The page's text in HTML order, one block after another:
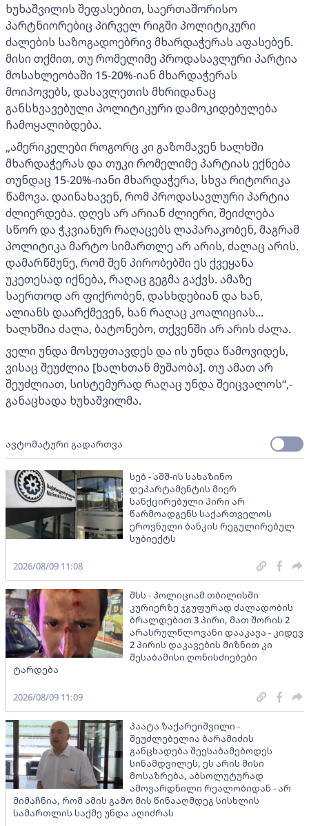
ხუხაშვილის შეფასებით, საერთაშორისო
პარტნიორებიც პირველ რიგში პოლიტიკური
ძალების საზოგადოებრივ მხარდაჭერას აფასებენ.
მისი თქმით, თუ რომელიმე პროდასავლური პარტია
მოსახლეობაში 15-20%-იან მხარდაჭერას
მოიპოვებს, დასავლეთის მხრიდანაც
განსხვავებული პოლიტიკური დამოკიდებულება
ჩამოყალიბდება.
„ამერიკელები როგორც კი გაზომავენ ხალხში
მხარდაჭერას და თუკი რომელიმე პარტიას ექნება
თუნდაც 15-20%-იანი მხარდაჭერა, სხვა რიტორიკა
წამოვა. დაინახავენ, რომ პროდასავლური პარტია
ძლიერდება. დღეს არ არიან ძლიერი, შეიძლება
სწორ და ჭკვიანურ რაღაცებს ლაპარაკობენ, მაგრამ
პოლიტიკა მარტო სიმართლე არ არის, ძალაც არის.
დამარწმუნე, რომ შენ პირობებში ეს ქვეყანა
უკეთესად იქნება, რაღაც გეგმა გაქვს. ამაზე
საერთოდ არ ფიქრობენ, დასხდებიან და ხან,
ალიანს დაარქმევენ, ხან რაღაც კოალიციას...
ხალხშია ძალა, ბატონებო, თქვენში არ არის ძალა.
ველი უნდა მოსუფთავდეს და ის უნდა წამოვიდეს,
ვისაც შეუძლია [ხალხთან მუშაობა]. თუ ამათ არ
შეუძლიათ, სისტემურად რაღაც უნდა შეიცვალოს“,-
განაცხადა ხუხაშვილმა.
ავტომატური გადართვა
სებ - აშშ-ის სახაზინო
დეპარტამენტის მიერ
სანქცირებული პირი არ
წარმოადგენს საქართველოს
ეროვნული ბანკის რეგულირებულ
სუბიექტს
2026/08/09 11:08
შსს - პოლიციამ თბილისში
კურიერზე ჯგუფურად ძალადობის
ბრალდებით 3 პირი, მათ შორის 2
არასრულწლოვანი დააკავა - კიდევ
2 პირის დაკავების მიზნით კი
შესაბამისი ღონისძიებები
ტარდება
2026/08/09 11:09
პაატა ზაქარეიშვილი -
შეუძლებელია ბარამიძის
განცხადება შეესაბამებოდეს
სინამდვილეს, ეს არის მისი
მოსაზრება, აბსოლუტურად
ამოვარდნილი რეალობიდან - არ
მიმაჩნია, რომ ამის გამო მის წინააღმდეგ სისხლის
სამართლის საქმე უნდა აღიძრას